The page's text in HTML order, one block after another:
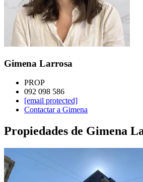
Gimena Larrosa
PROP
092 098 586
[email protected]
Contactar a Gimena
Propiedades de Gimena